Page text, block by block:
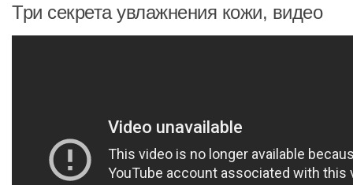
Три секрета увлажнения кожи, видео